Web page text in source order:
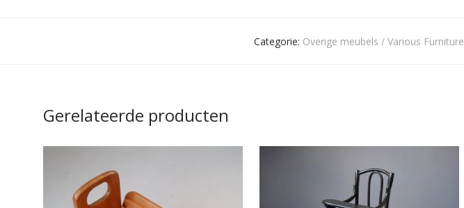
Categorie: Overige meubels / Various Furniture
Gerelateerde producten